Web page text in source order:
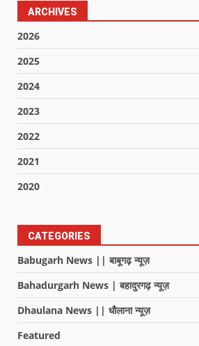
ARCHIVES
2026
2025
2024
2023
2022
2021
2020
CATEGORIES
Babugarh News || बाबूगढ़ न्यूज़
Bahadurgarh News | बहादुरगढ़ न्यूज़
Dhaulana News || धौलाना न्यूज़
Featured